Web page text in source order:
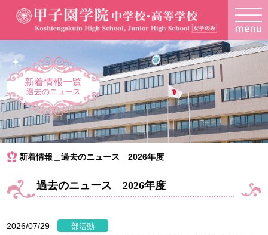
新着情報一覧
過去のニュース
新着情報＿過去のニュース 2026年度
過去のニュース 2026年度
2026/07/29